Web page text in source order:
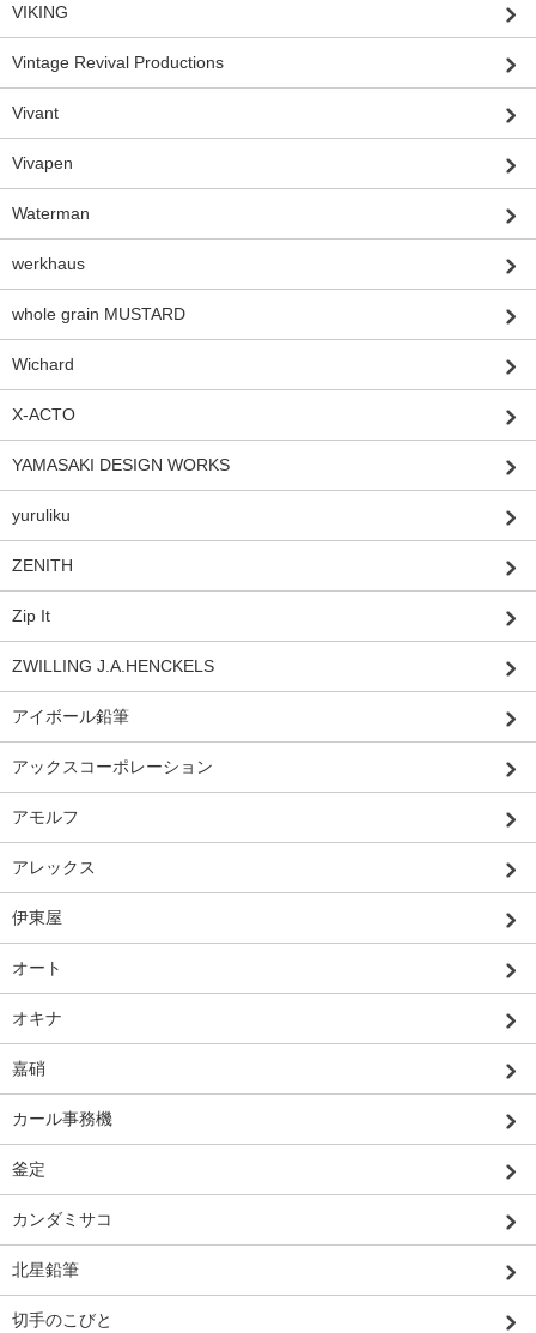
VIKING
Vintage Revival Productions
Vivant
Vivapen
Waterman
werkhaus
whole grain MUSTARD
Wichard
X-ACTO
YAMASAKI DESIGN WORKS
yuruliku
ZENITH
Zip It
ZWILLING J.A.HENCKELS
アイボール鉛筆
アックスコーポレーション
アモルフ
アレックス
伊東屋
オート
オキナ
嘉硝
カール事務機
釜定
カンダミサコ
北星鉛筆
切手のこびと